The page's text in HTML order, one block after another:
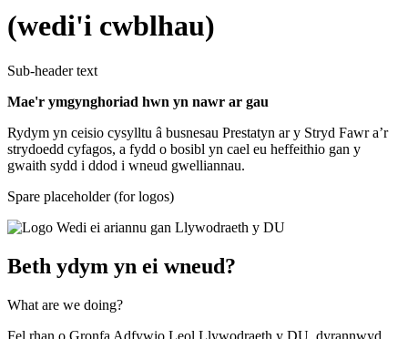
(wedi'i cwblhau)
Sub-header text
Mae'r ymgynghoriad hwn yn nawr ar gau
Rydym yn ceisio cysylltu â busnesau Prestatyn ar y Stryd Fawr a’r
strydoedd cyfagos, a fydd o bosibl yn cael eu heffeithio gan y
gwaith sydd i ddod i wneud gwelliannau.
Spare placeholder (for logos)
Beth ydym yn ei wneud?
What are we doing?
Fel rhan o Gronfa Adfywio Leol Llywodraeth y DU, dyrannwyd